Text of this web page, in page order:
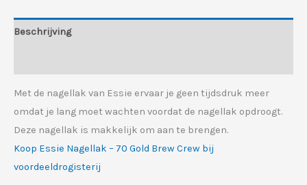
Beschrijving
Met de nagellak van Essie ervaar je geen tijdsdruk meer
omdat je lang moet wachten voordat de nagellak opdroogt.
Deze nagellak is makkelijk om aan te brengen.
Koop Essie Nagellak – 70 Gold Brew Crew bij
voordeeldrogisterij